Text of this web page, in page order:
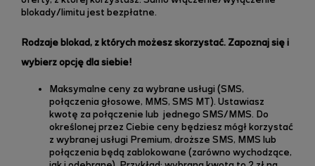
blokady/limitu jest bezpłatne.
Rodzaje blokad, z których możesz skorzystać. Zapoznaj się i
wybierz opcję dla siebie!
Maksymalne ceny za wybrane usługi (SMS,
połączenia głosowe, MMS, SMS MT). Ustawiasz
kwotę za połączenie lub jednego SMS/MMS. Do
określonej przez Ciebie ceny będziesz mógł korzystać
z wybranej usługi Premium, droższe SMS, MMS lub
połączenia będą zablokowane (zarówno wychodzące,